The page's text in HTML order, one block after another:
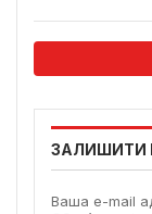
ЗАЛИШИТИ
Ваша e-mail